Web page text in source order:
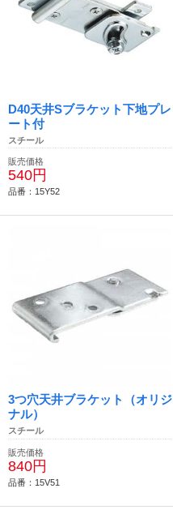
D40天井Sブラケット下地プレ
ート付
スチール
販売価格
540円
品番：15Y52
3つ穴天井ブラケット（オリジ
ナル）
スチール
販売価格
840円
品番：15V51